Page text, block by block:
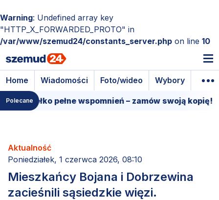
Warning: Undefined array key
"HTTP_X_FORWARDED_PROTO" in
/var/www/szemud24/constants_server.php on line 10
Home Wiadomości Foto/wideo Wybory
Polecane pełne wspomnień – zamów swoją kopię!
Aktualność
Poniedziałek, 1 czerwca 2026, 08:10
Mieszkańcy Bojana i Dobrzewina
zacieśnili sąsiedzkie więzi.